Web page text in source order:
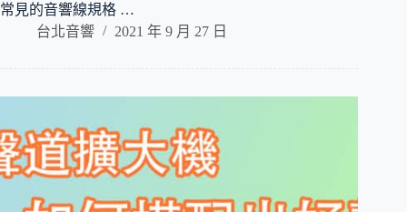
常見的音響線規格 …
台北音響
2021 年 9 月 27 日